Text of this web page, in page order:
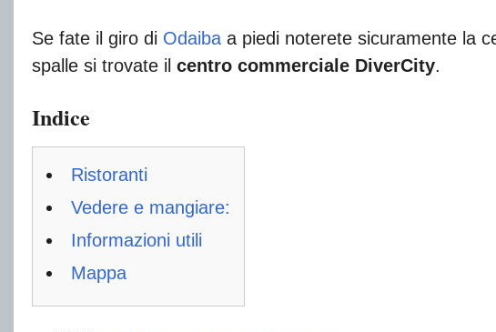
Se fate il giro di Odaiba a piedi noterete sicuramente la
spalle si trovate il centro commerciale DiverCity.
Indice
Ristoranti
Vedere e mangiare:
Informazioni utili
Mappa